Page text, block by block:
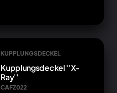
KUPPLUNGSDECKEL
Kupplungsdeckel ''X-
Ray''
CAFZ022